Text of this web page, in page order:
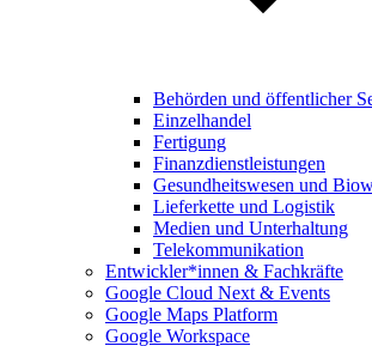
Behörden und öffentlicher
Einzelhandel
Fertigung
Finanzdienstleistungen
Gesundheitswesen und
Lieferkette und Logistik
Medien und Unterhaltung
Telekommunikation
Entwickler*innen & Fachkräfte
Google Cloud Next & Events
Google Maps Platform
Google Workspace